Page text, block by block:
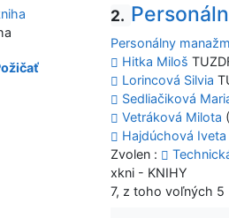
2.
Personálny
Hitka Miloš
Lorincová Silvia
Sedliačiková
Vetráková Milota
Hajdúchová Iveta
Zvolen :
xkni - KNIHY
7, z toho voľných 5